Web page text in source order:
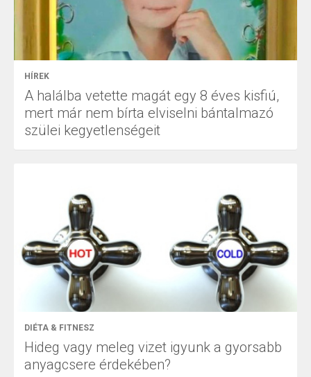
HÍREK
A halálba vetette magát egy 8 éves kisfiú,
mert már nem bírta elviselni bántalmazó
szülei kegyetlenségeit
DIÉTA & FITNESZ
Hideg vagy meleg vizet igyunk a gyorsabb
anyagcsere érdekében?